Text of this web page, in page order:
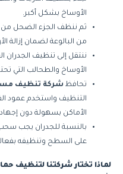
الأوساخ بشكل أكبر.
ثم ننظف الجزء الضحل من
من البالوعة لضمان إزالة
ننتقل إلى تنظيف الجدران
الأوساخ والطحالب التي
تحافظ شركة تنظيف
التنظيف واستخدم عمود
الأماكن بسهولة دون
بالنسبة للجدران يجب سحب
على السطح وتنظيفه
لماذا تختار شركتنا لتنظيف